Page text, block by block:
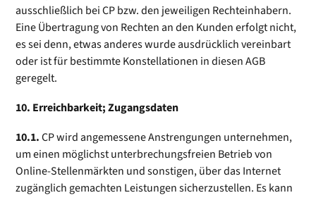
ausschließlich bei CP bzw. den jeweiligen Rechteinhabern.
Eine Übertragung von Rechten an den Kunden erfolgt nicht,
es sei denn, etwas anderes wurde ausdrücklich vereinbart
oder ist für bestimmte Konstellationen in diesen AGB
geregelt.
10. Erreichbarkeit; Zugangsdaten
10.1.CP wird angemessene Anstrengungen unternehmen,
um einen möglichst unterbrechungsfreien Betrieb von
Online-Stellenmärkten und sonstigen, über das Internet
zugänglich gemachten Leistungen sicherzustellen. Es kann